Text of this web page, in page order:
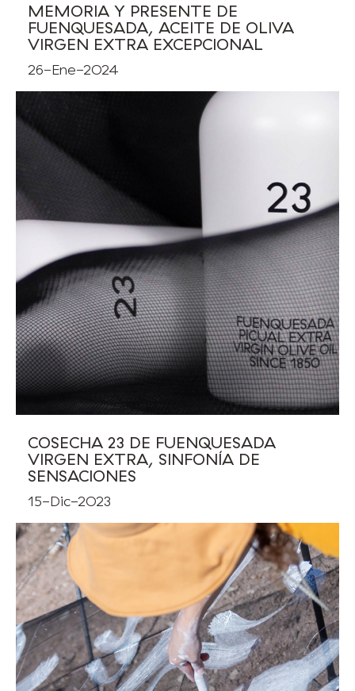
MEMORIA Y PRESENTE DE
FUENQUESADA, ACEITE DE OLIVA
VIRGEN EXTRA EXCEPCIONAL
26-Ene-2024
COSECHA 23 DE FUENQUESADA
VIRGEN EXTRA, SINFONÍA DE
SENSACIONES
15-Dic-2023